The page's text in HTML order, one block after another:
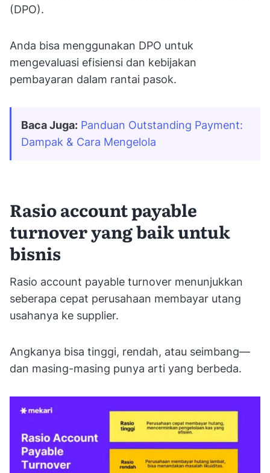
(DPO).
Anda bisa menggunakan DPO untuk
mengevaluasi efisiensi dan kebijakan
pembayaran dalam rantai pasok.
Baca Juga: Panduan Outstanding Payment:
Dampak & Cara Mengelola
Rasio account payable
turnover yang baik untuk
bisnis
Rasio account payable turnover menunjukkan
seberapa cepat perusahaan membayar utang
usahanya ke supplier.
Angkanya bisa tinggi, rendah, atau seimbang—
dan masing-masing punya arti yang berbeda.